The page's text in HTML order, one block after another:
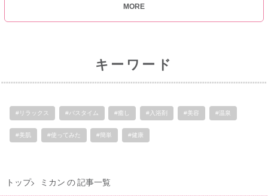
MORE
キーワード
#リラックス #バスタイム #癒し #入浴剤 #美容 #温泉
#美肌 #使ってみた #簡単 #健康
トップ ミカン の 記事一覧